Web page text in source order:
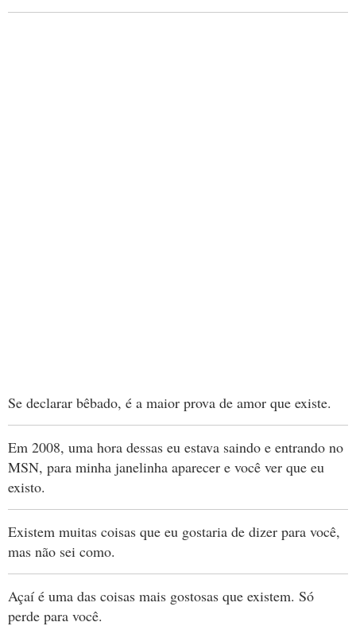
Se declarar bêbado, é a maior prova de amor que existe.
Em 2008, uma hora dessas eu estava saindo e entrando no
MSN, para minha janelinha aparecer e você ver que eu
existo.
Existem muitas coisas que eu gostaria de dizer para você,
mas não sei como.
Açaí é uma das coisas mais gostosas que existem. Só
perde para você.